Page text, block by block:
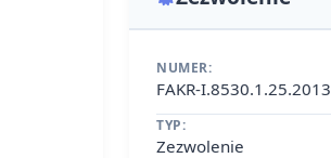
NUMER:
FAKR-I.8530.1.25.2013
TYP:
Zezwolenie